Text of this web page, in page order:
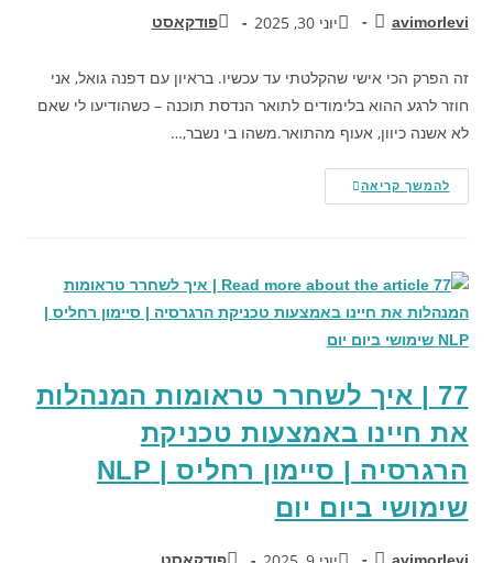
avimorlevi יוני 30, 2025 פודקאסט
זה הפרק הכי אישי שהקלטתי עד עכשיו. בראיון עם דפנה גואל, אני
חוזר לרגע ההוא בלימודים לתואר הנדסת תוכנה – כשהודיעו לי שאם
לא אשנה כיוון, אעוף מהתואר.משהו בי נשבר,…
להמשך קריאה
77 | איך לשחרר טראומות המנהלות
את חיינו באמצעות טכניקת
הרגרסיה | סיימון רחליס | NLP
שימושי ביום יום